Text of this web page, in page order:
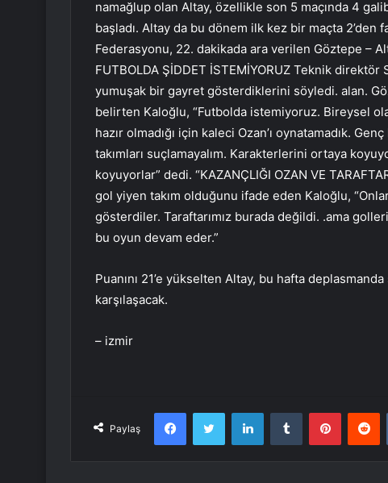
namağlup olan Altay, özellikle son 5 maçında 4
başladı. Altay da bu dönem ilk kez bir maçta 2’den
Federasyonu, 22. dakikada ara verilen Göztepe –
FUTBOLDA ŞİDDET İSTEMİYORUZ Teknik
yumuşak bir gayret gösterdiklerini söyledi. alan.
belirten Kaloğlu, “Futbolda istemiyoruz. Bireysel
hazır olmadığı için kaleci Ozan’ı oynatamadık.
takımları suçlamayalım. Karakterlerini ortaya
koyuyorlar” dedi. “KAZANÇLIĞI OZAN VE
gol yiyen takım olduğunu ifade eden Kaloğlu,
gösterdiler. Taraftarımız burada değildi. .ama
bu oyun devam eder.”
Puanını 21’e yükselten Altay, bu hafta
karşılaşacak.
– izmir
Paylaş
FacebookTwitter LinkedInTumblr Pinterest